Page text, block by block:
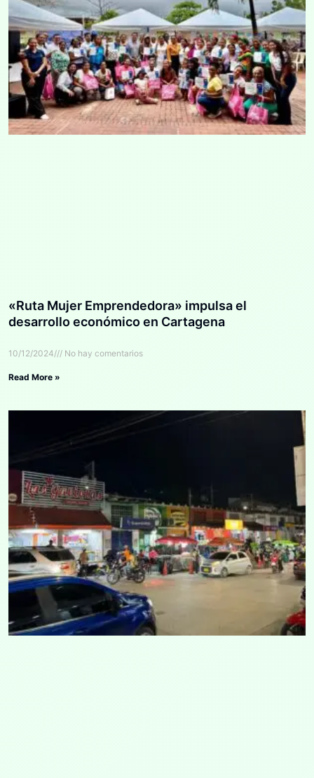
«Ruta Mujer Emprendedora» impulsa el
desarrollo económico en Cartagena
10/12/2024 No hay comentarios
Read More »